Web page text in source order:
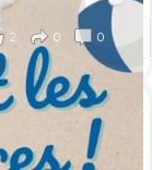
2 0 0
2026
générations